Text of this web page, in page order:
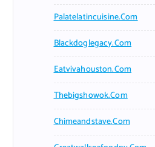
Palatelatincuisine.com
Blackdoglegacy.com
Eatvivahouston.com
Thebigshowok.com
Chimeandstave.com